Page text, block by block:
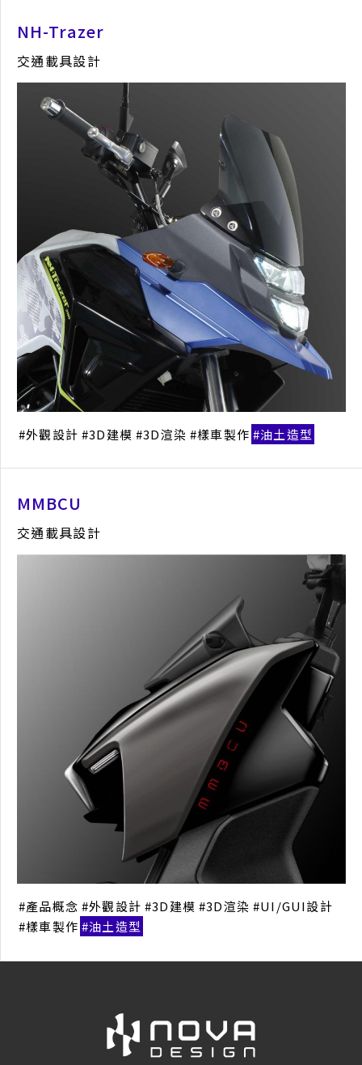
NH-Trazer
交通載具設計
外觀設計 3D建模 3D渲染 樣車製作 油土造型
MMBCU
交通載具設計
產品概念 外觀設計 3D建模 3D渲染
UI/GUI設計
樣車製作
油土造型